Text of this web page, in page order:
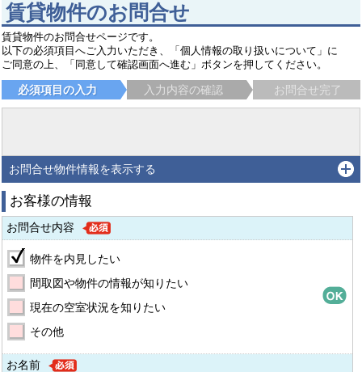
賃貸物件のお問合せ
賃貸物件のお問合せページです。
以下の必須項目へご入力いただき、「個人情報の取り扱いについて」に
ご同意の上、「同意して確認画面へ進む」ボタンを押してください。
必須項目の入力 入力内容の確認 お問合せ完了
お問合せ物件情報を表示する
お客様の情報
お問合せ内容
物件を内見したい
間取図や物件の情報が知りたい
現在の空室状況を知りたい
その他
お名前